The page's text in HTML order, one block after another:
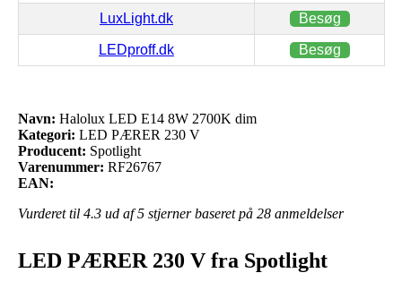
LuxLight.dk Besøg
LEDproff.dk Besøg
Navn: Halolux LED E14 8W 2700K dim
Kategori: LED PÆRER 230 V
Producent: Spotlight
Varenummer: RF26767
EAN:
Vurderet til 4.3 ud af 5 stjerner baseret på 28 anmeldelser
LED PÆRER 230 V fra Spotlight